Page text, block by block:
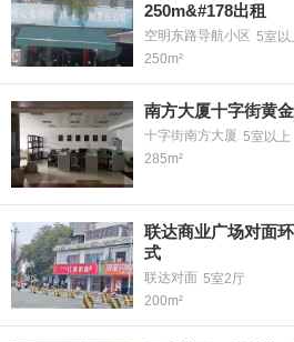
250m&#178出租
空明东路导航小区 5室以
250m²
南方大厦十字街黄
十字街南方大厦 5室以上
285m²
联达商业广场对面
式
联达对面 5室2厅
200m²